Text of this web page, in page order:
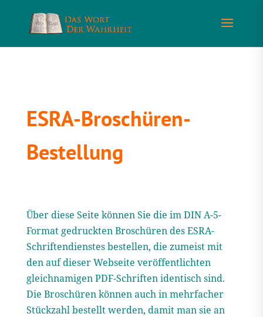
ESRA-Broschüren-
Bestellung
Über diese Seite können Sie die im DIN A-5-
Format gedruckten Broschüren des ESRA-
Schriftendienstes bestellen, die zumeist mit
den auf dieser Webseite veröffentlichten
gleichnamigen PDF-Schriften identisch sind.
Die Broschüren können auch in mehrfacher
Stückzahl bestellt werden, damit man sie an